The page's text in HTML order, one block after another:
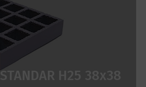
STANDAR H25 38x38